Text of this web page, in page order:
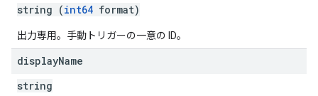
string (int64 format)
出力専用。手動トリガーの一意の ID。
displayName
string